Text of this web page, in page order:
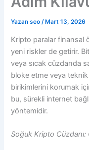
Yazan seo/ Mart 13, 2026
Kripto paralar finansal
yeni riskler de getirir.
veya sıcak cüzdanda
bloke etme veya teknik
birikimlerini korumak
bu, sürekli internet
yöntemidir.
Soğuk Kripto